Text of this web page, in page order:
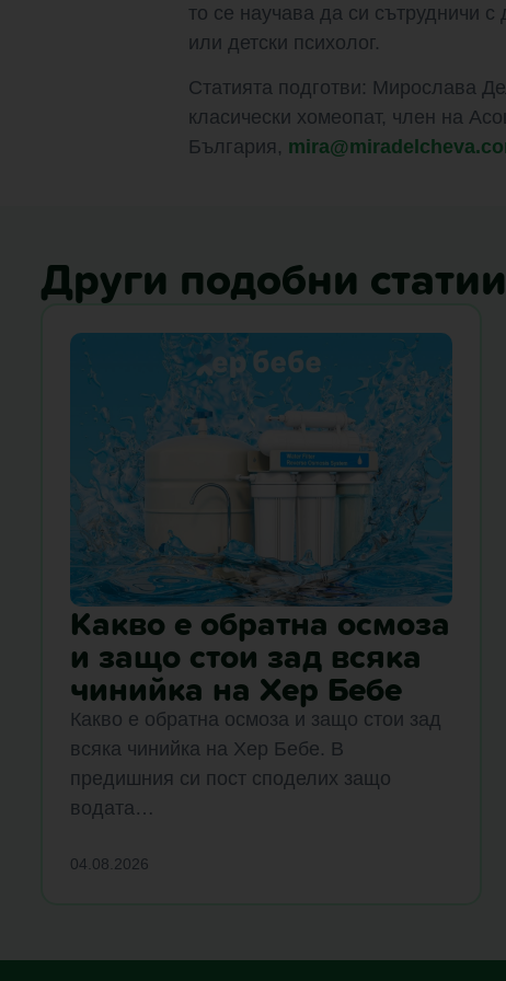
то се научава да си сътрудничи
или детски психолог.
Статията подготви: Мирослава
класически хомеопат, член на
България,
Други подобни статии
Какво е обратна осмоза
и защо стои зад всяка
чинийка на Хер Бебе
Какво е обратна осмоза и защо стои зад
всяка чинийка на Хер Бебе. В
предишния си пост споделих защо
водата…
04.08.2026